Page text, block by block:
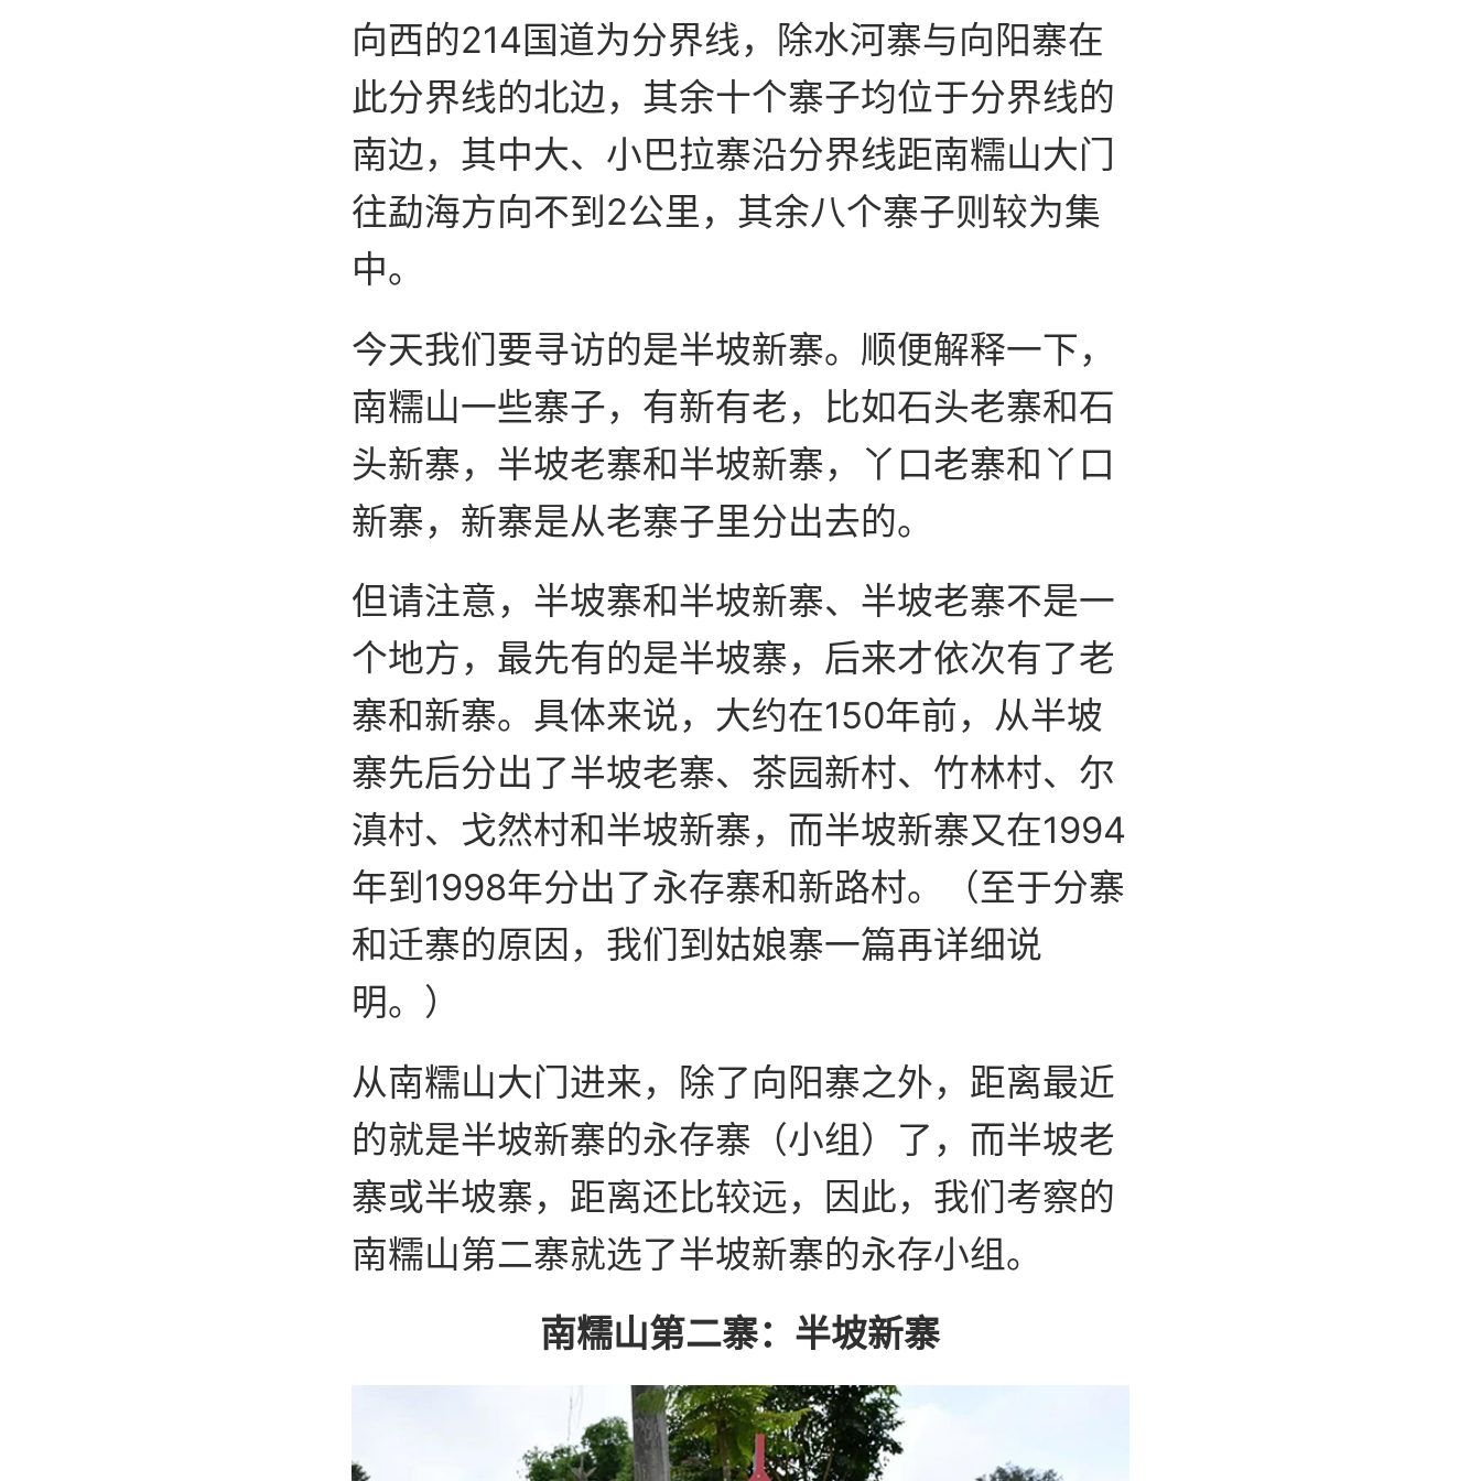
向西的214国道为分界线，除水河寨与向阳寨在
此分界线的北边，其余十个寨子均位于分界线的
南边，其中大、小巴拉寨沿分界线距南糯山大门
往勐海方向不到2公里，其余八个寨子则较为集
中。
今天我们要寻访的是半坡新寨。顺便解释一下，
南糯山一些寨子，有新有老，比如石头老寨和石
头新寨，半坡老寨和半坡新寨，丫口老寨和丫口
新寨，新寨是从老寨子里分出去的。
但请注意，半坡寨和半坡新寨、半坡老寨不是一
个地方，最先有的是半坡寨，后来才依次有了老
寨和新寨。具体来说，大约在150年前，从半坡
寨先后分出了半坡老寨、茶园新村、竹林村、尔
滇村、戈然村和半坡新寨，而半坡新寨又在1994
年到1998年分出了永存寨和新路村。（至于分寨
和迁寨的原因，我们到姑娘寨一篇再详细说
明。）
从南糯山大门进来，除了向阳寨之外，距离最近
的就是半坡新寨的永存寨（小组）了，而半坡老
寨或半坡寨，距离还比较远，因此，我们考察的
南糯山第二寨就选了半坡新寨的永存小组。
南糯山第二寨：半坡新寨